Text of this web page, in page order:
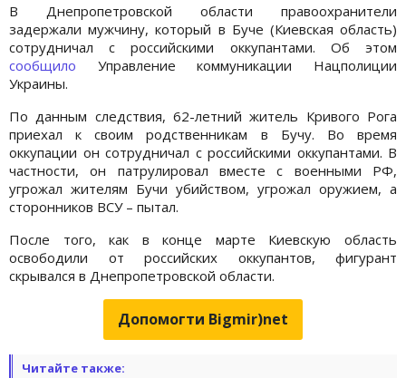
В Днепропетровской области правоохранители
задержали мужчину, который в Буче (Киевская область)
сотрудничал с российскими оккупантами. Об этом
сообщило Управление коммуникации Нацполиции
Украины.
По данным следствия, 62-летний житель Кривого Рога
приехал к своим родственникам в Бучу. Во время
оккупации он сотрудничал с российскими оккупантами. В
частности, он патрулировал вместе с военными РФ,
угрожал жителям Бучи убийством, угрожал оружием, а
сторонников ВСУ – пытал.
После того, как в конце марте Киевскую область
освободили от российских оккупантов, фигурант
скрывался в Днепропетровской области.
Допомогти Bigmir)net
Читайте также: